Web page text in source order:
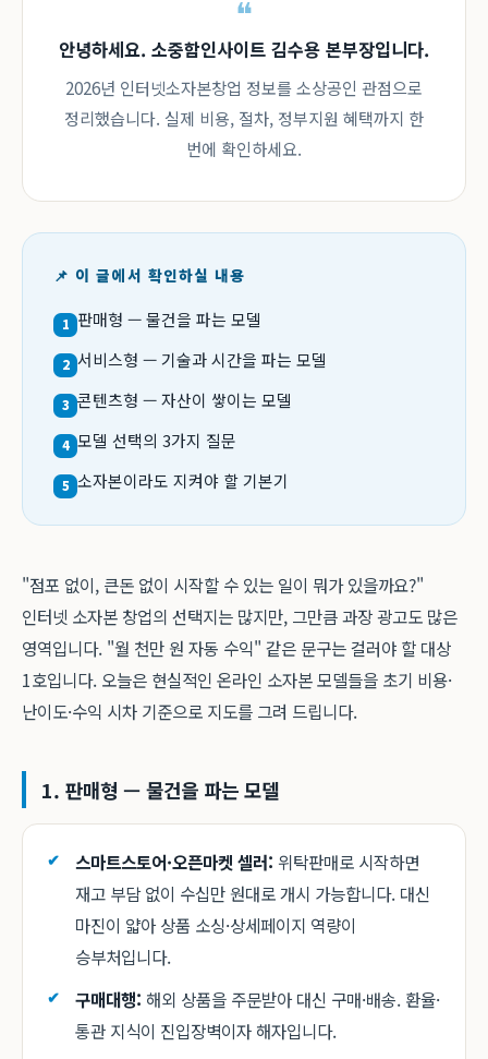
안녕하세요. 소중함인사이트 김수용 본부장입니다.
2026년 인터넷소자본창업 정보를 소상공인 관점으로
정리했습니다. 실제 비용, 절차, 정부지원 혜택까지 한
번에 확인하세요.
📌 이 글에서 확인하실 내용
1 판매형 — 물건을 파는 모델
2 서비스형 — 기술과 시간을 파는 모델
3 콘텐츠형 — 자산이 쌓이는 모델
4 모델 선택의 3가지 질문
5 소자본이라도 지켜야 할 기본기
"점포 없이, 큰돈 없이 시작할 수 있는 일이 뭐가 있을까요?"
인터넷 소자본 창업의 선택지는 많지만, 그만큼 과장 광고도 많은
영역입니다. "월 천만 원 자동 수익" 같은 문구는 걸러야 할 대상
1호입니다. 오늘은 현실적인 온라인 소자본 모델들을 초기 비용·
난이도·수익 시차 기준으로 지도를 그려 드립니다.
1. 판매형 — 물건을 파는 모델
스마트스토어·오픈마켓 셀러: 위탁판매로 시작하면
재고 부담 없이 수십만 원대로 개시 가능합니다. 대신
마진이 얇아 상품 소싱·상세페이지 역량이
승부처입니다.
구매대행: 해외 상품을 주문받아 대신 구매·배송. 환율·
통관 지식이 진입장벽이자 해자입니다.